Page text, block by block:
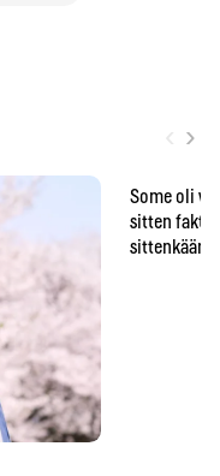
›
Some oli
sitten
sittenkään